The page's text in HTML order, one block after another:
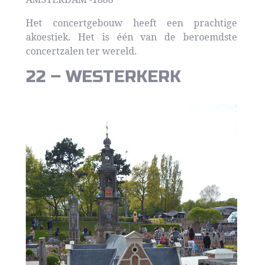
Het concertgebouw heeft een prachtige
akoestiek. Het is één van de beroemdste
concertzalen ter wereld.
22 – WESTERKERK